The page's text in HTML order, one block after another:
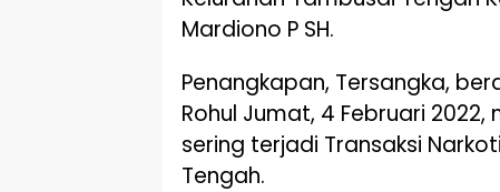
Mardiono P SH.
Penangkapan, Tersangka,
Rohul Jumat, 4 Februari
sering terjadi Transaksi
Tengah.